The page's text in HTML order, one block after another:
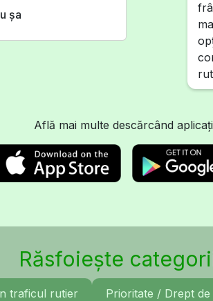
şa
Află mai multe descărcând
Răsfoiește
traficul rutier Prioritate / Drept